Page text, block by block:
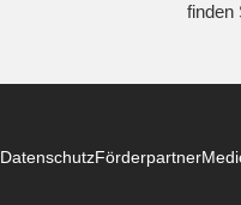
finden
DatenschutzFörderpartner